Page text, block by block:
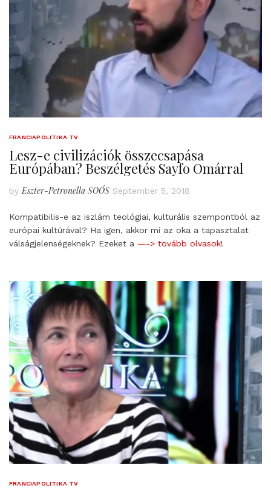
FRANCIAPOLITIKA TV
Lesz-e civilizációk összecsapása
Európában? Beszélgetés Sayfo Omárral
by Eszter-Petronella SOÓS September 5, 2018
Kompatibilis-e az iszlám teológiai, kulturális szempontból az
európai kultúrával? Ha igen, akkor mi az oka a tapasztalat
válságjelenségeknek? Ezeket a —-> tovább olvasok!
FRANCIAPOLITIKA TV